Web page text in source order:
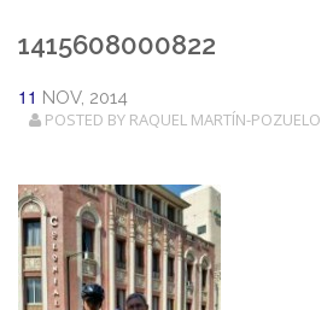
1415608000822
11 NOV, 2014
POSTED BY RAQUEL MARTÍN-POZUELO